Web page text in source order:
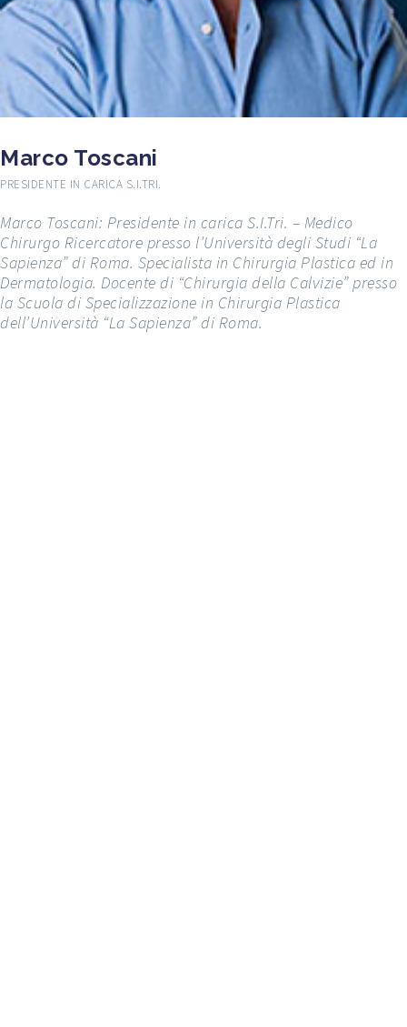
Marco Toscani
PRESIDENTE IN CARICA S.I.TRI.
Marco Toscani: Presidente in carica S.I.Tri. – Medico
Chirurgo Ricercatore presso l’Università degli Studi “La
Sapienza” di Roma. Specialista in Chirurgia Plastica ed in
Dermatologia. Docente di “Chirurgia della Calvizie” presso
la Scuola di Specializzazione in Chirurgia Plastica
dell’Università “La Sapienza” di Roma.